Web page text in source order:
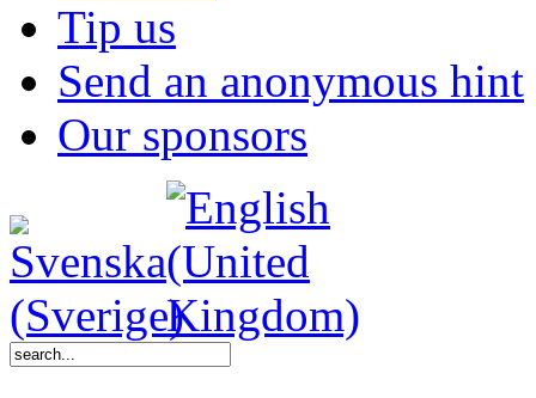
Tip us
Send an anonymous hint
Our sponsors